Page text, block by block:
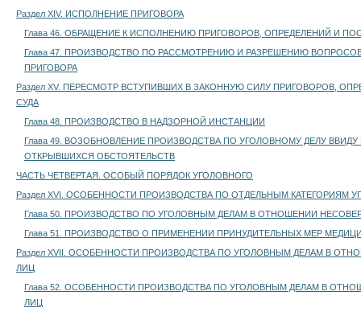
Раздел XIV. ИСПОЛНЕНИЕ ПРИГОВОРА
Глава 46. ОБРАЩЕНИЕ К ИСПОЛНЕНИЮ ПРИГОВОРОВ, ОПРЕДЕЛЕНИЙ И
Глава 47. ПРОИЗВОДСТВО ПО РАССМОТРЕНИЮ И РАЗРЕШЕНИЮ
ПРИГОВОРА
Раздел XV. ПЕРЕСМОТР ВСТУПИВШИХ В ЗАКОННУЮ СИЛУ ПРИГОВОРОВ,
СУДА
Глава 48. ПРОИЗВОДСТВО В НАДЗОРНОЙ ИНСТАНЦИИ
Глава 49. ВОЗОБНОВЛЕНИЕ ПРОИЗВОДСТВА ПО УГОЛОВНОМУ ДЕЛУ
ОТКРЫВШИХСЯ ОБСТОЯТЕЛЬСТВ
ЧАСТЬ ЧЕТВЕРТАЯ. ОСОБЫЙ ПОРЯДОК УГОЛОВНОГО
Раздел XVI. ОСОБЕННОСТИ ПРОИЗВОДСТВА ПО ОТДЕЛЬНЫМ КАТЕГОРИЯМ
Глава 50. ПРОИЗВОДСТВО ПО УГОЛОВНЫМ ДЕЛАМ В ОТНОШЕНИИ
Глава 51. ПРОИЗВОДСТВО О ПРИМЕНЕНИИ ПРИНУДИТЕЛЬНЫХ МЕР
Раздел XVII. ОСОБЕННОСТИ ПРОИЗВОДСТВА ПО УГОЛОВНЫМ ДЕЛАМ В
ЛИЦ
Глава 52. ОСОБЕННОСТИ ПРОИЗВОДСТВА ПО УГОЛОВНЫМ ДЕЛАМ В
ЛИЦ